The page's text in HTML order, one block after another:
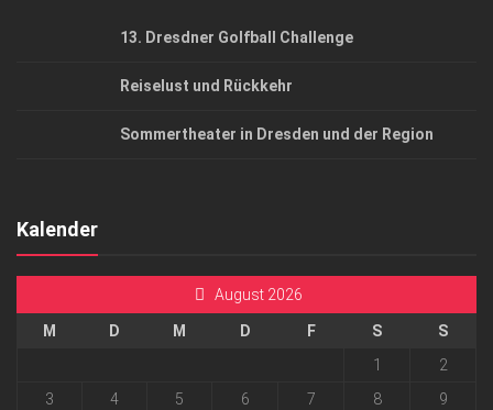
13. Dresdner Golfball Challenge
Reiselust und Rückkehr
Sommertheater in Dresden und der Region
Kalender
August 2026
M D M D F S
S
1
2
3
4 5 6 7 8
9